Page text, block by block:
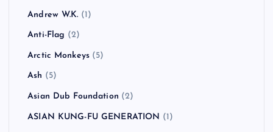
Andrew W.K. (1)
Anti-Flag (2)
Arctic Monkeys (5)
Ash (5)
Asian Dub Foundation (2)
ASIAN KUNG-FU GENERATION (1)